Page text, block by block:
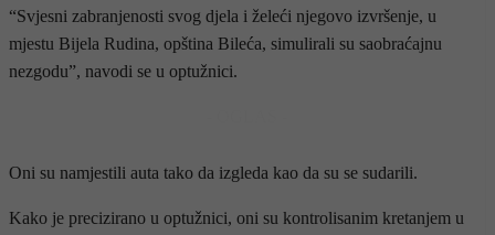
“Svjesni zabranjenosti svog djela i želeći njegovo izvršenje, u
mjestu Bijela Rudina, opština Bileća, simulirali su saobraćajnu
nezgodu”, navodi se u optužnici.
Oni su namjestili auta tako da izgleda kao da su se sudarili.
Kako je precizirano u optužnici, oni su kontrolisanim kretanjem u